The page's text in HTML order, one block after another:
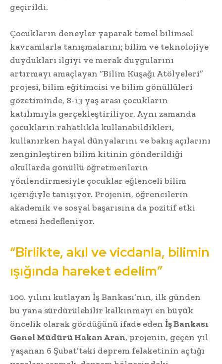
geçirildi.
Çocukların deneyler yaparak temel bilimsel
kavramlarla tanışmalarını; bilim ve teknolojiye
duydukları ilgiyi ve merak duygularını
artırmayı amaçlayan “Bilim Kuşağı Atölyeleri”
projesi, bilim eğitimcisi ve bilim gönüllüleri
gözetiminde, 8-13 yaş arası çocukların
katılımıyla gerçekleştiriliyor. Aynı zamanda
çocukların rahatlıkla kullanabildikleri,
kullanırken hayal dünyalarını ve bakış açılarını
zenginleştiren bilim kitinin gönderildiği
okullarda gönüllü öğretmenlerin
yönlendirmesiyle çocuklar eğlenceli bilim
içeriğiyle tanışıyor. Projenin, öğrencilerin
akademik ve sosyal başarısına da pozitif etki
etmesi hedefleniyor.
“Birlikte, akıl ve vicdanla, bilimin
ışığında hareket edelim”
100. yılını kutlayan İş Bankası’nın, ilk günden
bu yana sürdürülebilir kalkınmayı en büyük
öncelik olarak gördüğünü ifade eden İş Bankası
Genel Müdürü Hakan Aran, projenin, geçen yıl
yaşanan 6 Şubat’taki deprem felaketinin açtığı